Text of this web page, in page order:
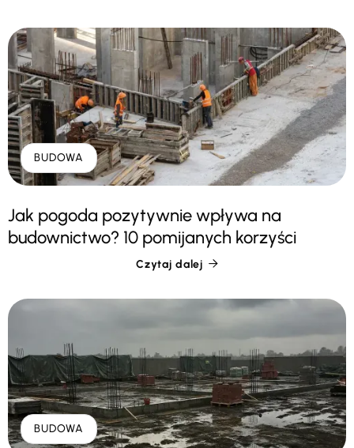
BUDOWA
Jak pogoda pozytywnie wpływa na
budownictwo? 10 pomijanych korzyści
Czytaj dalej 
BUDOWA